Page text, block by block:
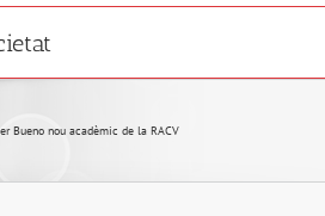
Bueno nou acadèmic de la RACV